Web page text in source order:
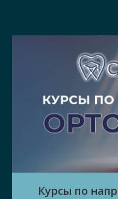
Курсы по